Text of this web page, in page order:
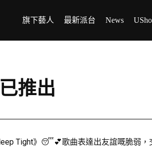
旗下藝人 最新派台 News
推出
Tight》😴💕歌曲表達出友誼嘅脆弱